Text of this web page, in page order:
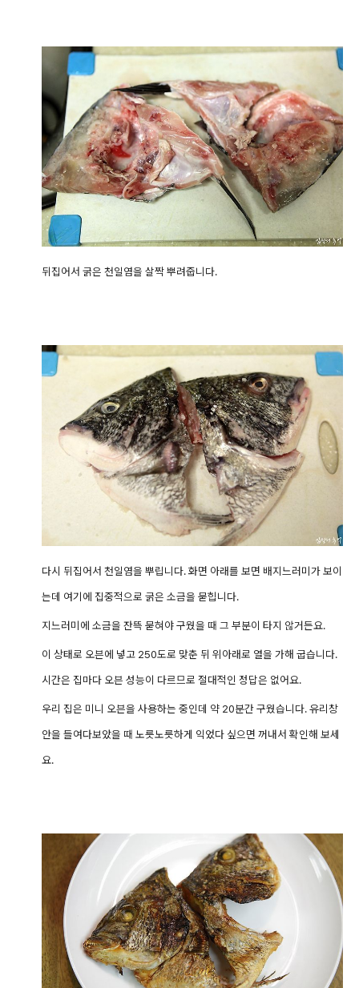
뒤집어서 굵은 천일염을 살짝 뿌려줍니다.
다시 뒤집어서 천일염을 뿌립니다. 화면 아래를 보면 배지느러미가 보이
는데 여기에 집중적으로 굵은 소금을 묻힙니다.
지느러미에 소금을 잔뜩 묻혀야 구웠을 때 그 부분이 타지 않거든요.
이 상태로 오븐에 넣고 250도로 맞춘 뒤 위아래로 열을 가해 굽습니다.
시간은 집마다 오븐 성능이 다르므로 절대적인 정답은 없어요.
우리 집은 미니 오븐을 사용하는 중인데 약 20분간 구웠습니다. 유리창
안을 들여다보았을 때 노릇노릇하게 익었다 싶으면 꺼내서 확인해 보세
요.